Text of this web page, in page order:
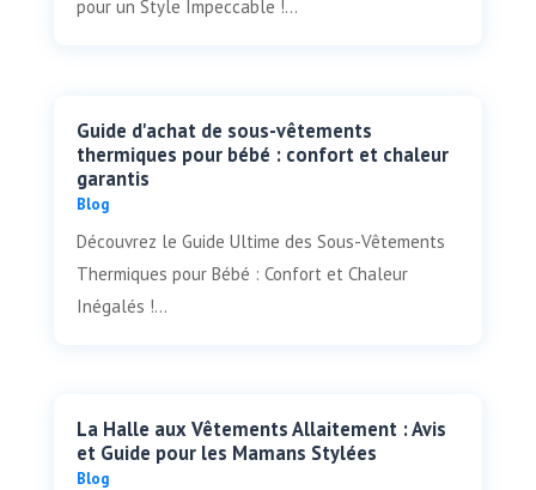
pour un Style Impeccable !...
Guide d'achat de sous-vêtements
thermiques pour bébé : confort et chaleur
garantis
Blog
Découvrez le Guide Ultime des Sous-Vêtements
Thermiques pour Bébé : Confort et Chaleur
Inégalés !...
La Halle aux Vêtements Allaitement : Avis
et Guide pour les Mamans Stylées
Blog